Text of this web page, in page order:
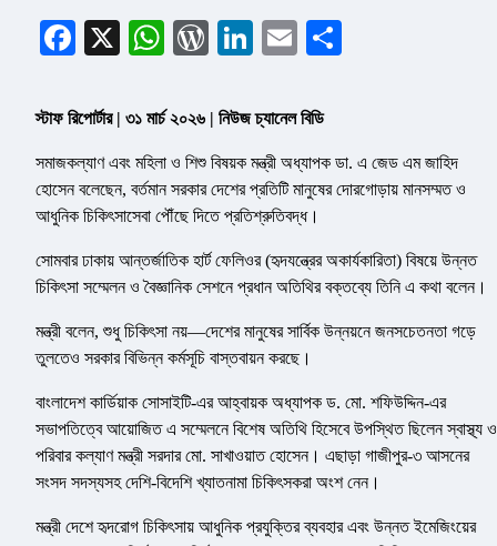
Facebook
X WhatsApp
WordPress
LinkedIn
Email
স্টাফ রিপোর্টার | ৩১ মার্চ ২০২৬ | নিউজ চ্যানেল বিডি
সমাজকল্যাণ এবং মহিলা ও শিশু বিষয়ক মন্ত্রী অধ্যাপক ডা. এ জেড এম জাহিদ
হোসেন বলেছেন, বর্তমান সরকার দেশের প্রতিটি মানুষের দোরগোড়ায় মানসম্মত ও
আধুনিক চিকিৎসাসেবা পৌঁছে দিতে প্রতিশ্রুতিবদ্ধ।
সোমবার ঢাকায় আন্তর্জাতিক হার্ট ফেলিওর (হৃদযন্ত্রের অকার্যকারিতা) বিষয়ে উন্নত
চিকিৎসা সম্মেলন ও বৈজ্ঞানিক সেশনে প্রধান অতিথির বক্তব্যে তিনি এ কথা বলেন।
মন্ত্রী বলেন, শুধু চিকিৎসা নয়—দেশের মানুষের সার্বিক উন্নয়নে জনসচেতনতা গড়ে
তুলতেও সরকার বিভিন্ন কর্মসূচি বাস্তবায়ন করছে।
বাংলাদেশ কার্ডিয়াক সোসাইটি-এর আহ্বায়ক অধ্যাপক ড. মো. শফিউদ্দিন-এর
সভাপতিত্বে আয়োজিত এ সম্মেলনে বিশেষ অতিথি হিসেবে উপস্থিত ছিলেন স্বাস্থ্য ও
পরিবার কল্যাণ মন্ত্রী সরদার মো. সাখাওয়াত হোসেন। এছাড়া গাজীপুর-৩ আসনের
সংসদ সদস্যসহ দেশি-বিদেশি খ্যাতনামা চিকিৎসকরা অংশ নেন।
মন্ত্রী দেশে হৃদরোগ চিকিৎসায় আধুনিক প্রযুক্তির ব্যবহার এবং উন্নত ইমেজিংয়ের